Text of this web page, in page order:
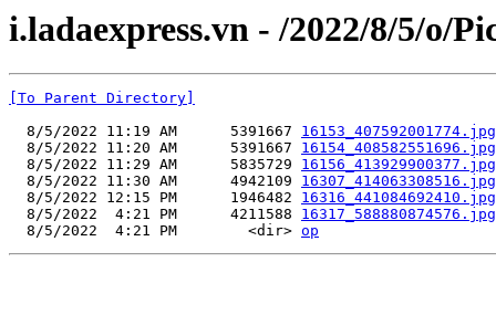
i.ladaexpress.vn - /2022/8/5/o/
[To Parent Directory]
  8/5/2022 11:19 AM      5391667
16153_407592001774.jpg
  8/5/2022 11:20 AM      5391667
16154_408582551696.jpg
  8/5/2022 11:29 AM      5835729
16156_413929900377.jpg
  8/5/2022 11:30 AM      4942109
16307_414063308516.jpg
  8/5/2022 12:15 PM      1946482
16316_441084692410.jpg
  8/5/2022  4:21 PM      4211588
16317_588880874576.jpg
  8/5/2022  4:21 PM        <dir>
op